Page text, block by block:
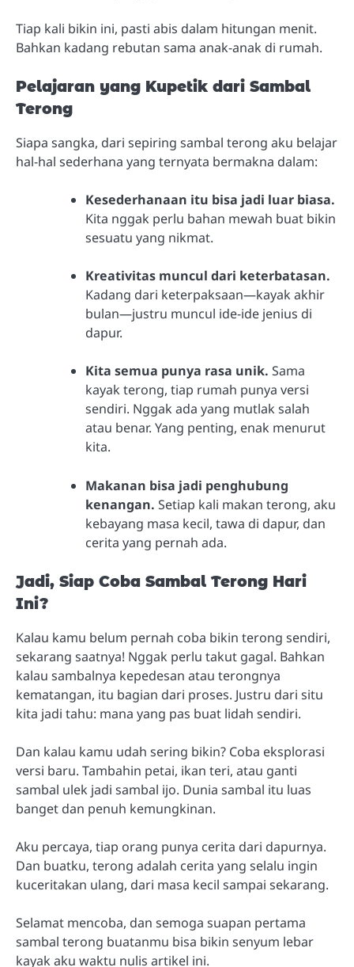
Tiap kali bikin ini, pasti abis dalam hitungan menit.
Bahkan kadang rebutan sama anak-anak di rumah.
Pelajaran yang Kupetik dari Sambal
Terong
Siapa sangka, dari sepiring sambal terong aku belajar
hal-hal sederhana yang ternyata bermakna dalam:
Kesederhanaan itu bisa jadi luar biasa.
Kita nggak perlu bahan mewah buat bikin
sesuatu yang nikmat.
Kreativitas muncul dari keterbatasan.
Kadang dari keterpaksaan—kayak akhir
bulan—justru muncul ide-ide jenius di
dapur.
Kita semua punya rasa unik. Sama
kayak terong, tiap rumah punya versi
sendiri. Nggak ada yang mutlak salah
atau benar. Yang penting, enak menurut
kita.
Makanan bisa jadi penghubung
kenangan. Setiap kali makan terong, aku
kebayang masa kecil, tawa di dapur, dan
cerita yang pernah ada.
Jadi, Siap Coba Sambal Terong Hari
Ini?
Kalau kamu belum pernah coba bikin terong sendiri,
sekarang saatnya! Nggak perlu takut gagal. Bahkan
kalau sambalnya kepedesan atau terongnya
kematangan, itu bagian dari proses. Justru dari situ
kita jadi tahu: mana yang pas buat lidah sendiri.
Dan kalau kamu udah sering bikin? Coba eksplorasi
versi baru. Tambahin petai, ikan teri, atau ganti
sambal ulek jadi sambal ijo. Dunia sambal itu luas
banget dan penuh kemungkinan.
Aku percaya, tiap orang punya cerita dari dapurnya.
Dan buatku, terong adalah cerita yang selalu ingin
kuceritakan ulang, dari masa kecil sampai sekarang.
Selamat mencoba, dan semoga suapan pertama
sambal terong buatanmu bisa bikin senyum lebar
kayak aku waktu nulis artikel ini.